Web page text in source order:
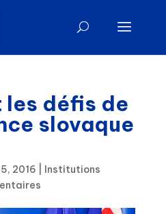
les défis de
slovaque
2016
Institutions